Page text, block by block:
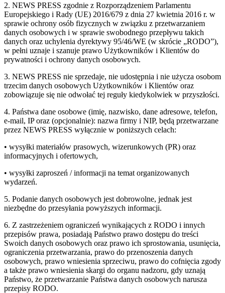
2. NEWS PRESS zgodnie z Rozporządzeniem Parlamentu
Europejskiego i Rady (UE) 2016/679 z dnia 27 kwietnia 2016 r. w
sprawie ochrony osób fizycznych w związku z przetwarzaniem
danych osobowych i w sprawie swobodnego przepływu takich
danych oraz uchylenia dyrektywy 95/46/WE (w skrócie „RODO”),
w pełni uznaje i szanuje prawo Użytkowników i Klientów do
prywatności i ochrony danych osobowych.
3. NEWS PRESS nie sprzedaje, nie udostępnia i nie użycza osobom
trzecim danych osobowych Użytkowników i Klientów oraz
zobowiązuje się nie odwołać tej reguły kiedykolwiek w przyszłości.
4. Państwa dane osobowe (imię, nazwisko, dane adresowe, telefon,
e-mail, IP oraz (opcjonalnie): nazwa firmy i NIP, będą przetwarzane
przez NEWS PRESS wyłącznie w poniższych celach:
• wysyłki materiałów prasowych, wizerunkowych (PR) oraz
informacyjnych i ofertowych,
• wysyłki zaproszeń / informacji na temat organizowanych
wydarzeń.
5. Podanie danych osobowych jest dobrowolne, jednak jest
niezbędne do przesyłania powyższych informacji.
6. Z zastrzeżeniem ograniczeń wynikających z RODO i innych
przepisów prawa, posiadają Państwo prawo dostępu do treści
Swoich danych osobowych oraz prawo ich sprostowania, usunięcia,
ograniczenia przetwarzania, prawo do przenoszenia danych
osobowych, prawo wniesienia sprzeciwu, prawo do cofnięcia zgody
a także prawo wniesienia skargi do organu nadzoru, gdy uznają
Państwo, że przetwarzanie Państwa danych osobowych narusza
przepisy RODO.